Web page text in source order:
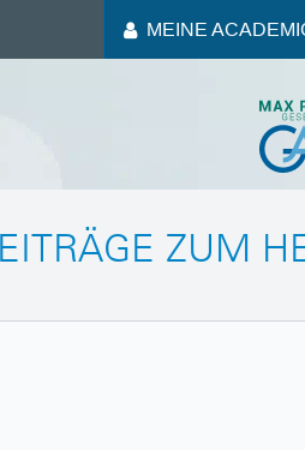
MEINE
ZUM